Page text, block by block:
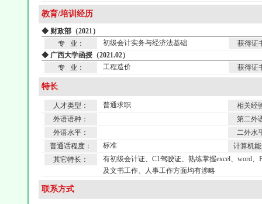
教育/培训经历
◆ 财政部（2021）
专 业：
初级会计实务与经济法基础
获得证
◆ 广西大学函授（2021.02）
专 业：
工程造价 获得证
特长
人才类型： 普通求职
相关经
外语语种：
第二外
外语水平：
二外水
普通话程度：
标准
计算机
其它特长：
有初级会计证、C1驾驶证、熟练掌握excel、word
及文书工作、人事工作方面均有涉略
联系方式